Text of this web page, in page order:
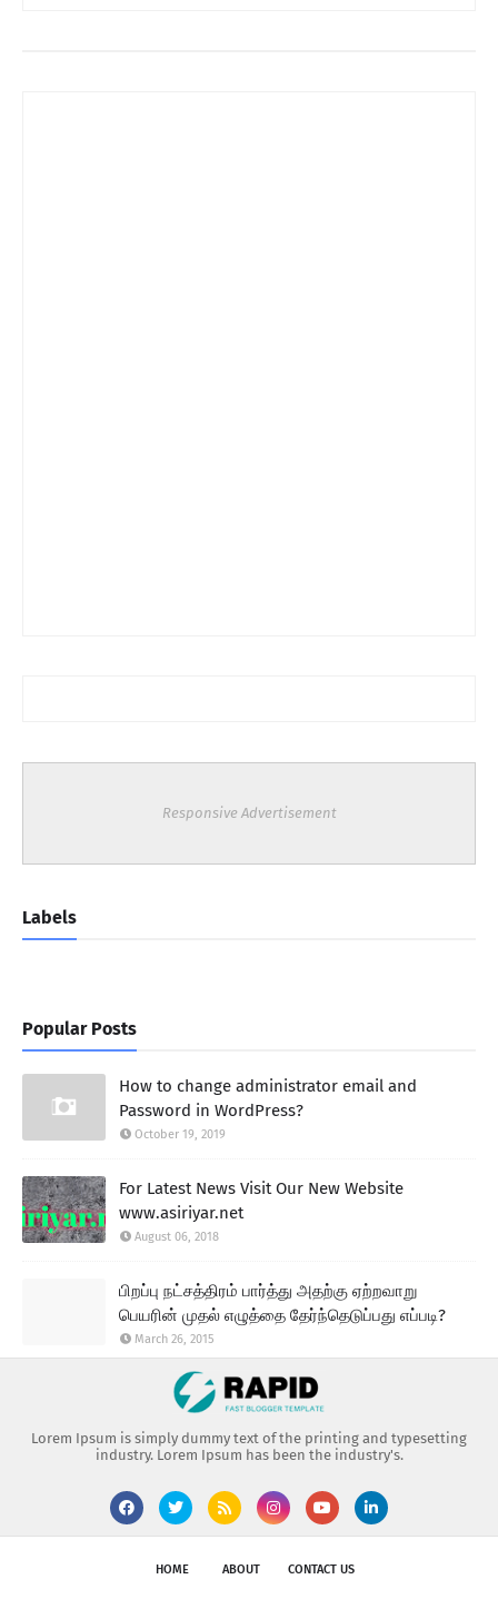
Responsive Advertisement
Labels
Popular Posts
How to change administrator email and
Password in WordPress?
October 19, 2019
For Latest News Visit Our New Website
www.asiriyar.net
August 06, 2018
பிறப்பு நட்சத்திரம் பார்த்து அதற்கு ஏற்றவாறு
பெயரின் முதல் எழுத்தை தேர்ந்தெடுப்பது எப்படி?
March 26, 2015
Lorem Ipsum is simply dummy text of the printing and typesetting
industry. Lorem Ipsum has been the industry's.
HOME ABOUT CONTACT US